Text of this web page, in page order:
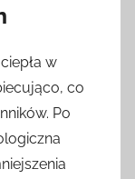
w
co
Po